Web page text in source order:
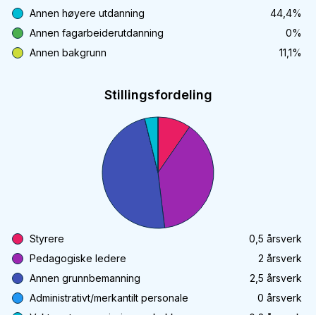
Annen høyere utdanning
44,4%
Annen fagarbeiderutdanning
0%
Annen bakgrunn
11,1%
Stillingsfordeling
Styrere 0,5 årsverk
Pedagogiske ledere
2 årsverk
Annen grunnbemanning
2,5 årsverk
Administrativt/merkantilt personale
0 årsverk